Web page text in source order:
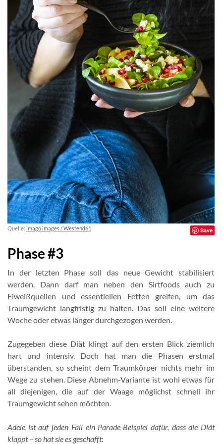
Quelle: imago images / Westend61 Save
Phase #3
In der letzten Phase soll das neue Gewicht stabilisiert
werden. Dann darf man neben den Sirtfoods auch zu
Eiweißquellen und essentiellen Fetten greifen, um das
Traumgewicht langfristig zu halten. Das soll eine weitere
Woche oder etwas länger durchgezogen werden.
Zugegeben diese Diät klingt auf den ersten Blick ziemlich
hart und intensiv. Doch hat man die Phasen erstmal
überstanden, so scheint dem Traumkörper nichts mehr im
Wege zu stehen. Diese Abnehm-Variante ist wohl etwas für
all diejenigen, die auf der Waage möglichst schnell ihr
Traumgewicht sehen möchten.
Adele ist auf jeden Fall ein Parade-Beispiel dafür, dass die Diät
klappt – so hat sie es geschafft: